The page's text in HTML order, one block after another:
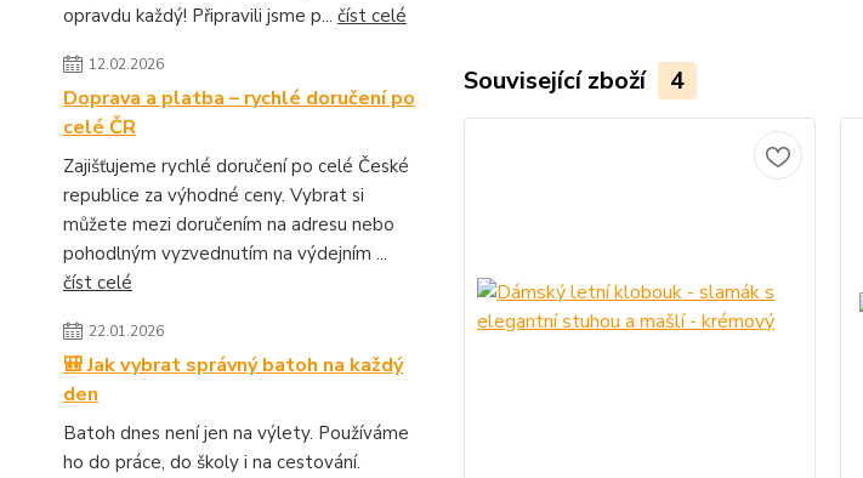
opravdu každý! Připravili jsme p... číst celé
12.02.2026
Doprava a platba – rychlé doručení po
celé ČR
Zajišťujeme rychlé doručení po celé České
republice za výhodné ceny. Vybrat si
můžete mezi doručením na adresu nebo
pohodlným vyzvednutím na výdejním ...
číst celé
22.01.2026
🎒 Jak vybrat správný batoh na každý
den
Batoh dnes není jen na výlety. Používáme
ho do práce, do školy i na cestování.
Související zboží 4